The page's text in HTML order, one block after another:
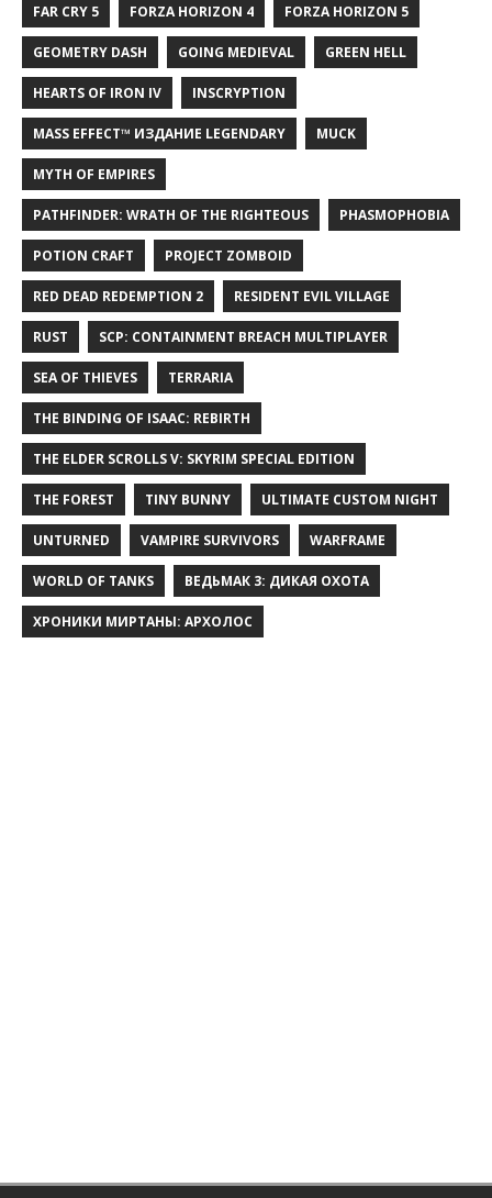
FAR CRY 5 FORZA HORIZON 4 FORZA HORIZON 5
GEOMETRY DASH GOING MEDIEVAL GREEN HELL
HEARTS OF IRON IV INSCRYPTION
MASS EFFECT™ ИЗДАНИЕ LEGENDARY MUCK
MYTH OF EMPIRES
PATHFINDER: WRATH OF THE RIGHTEOUS PHASMOPHOBIA
POTION CRAFT PROJECT ZOMBOID
RED DEAD REDEMPTION 2 RESIDENT EVIL VILLAGE
RUST SCP: CONTAINMENT BREACH MULTIPLAYER
SEA OF THIEVES TERRARIA
THE BINDING OF ISAAC: REBIRTH
THE ELDER SCROLLS V: SKYRIM SPECIAL EDITION
THE FOREST TINY BUNNY ULTIMATE CUSTOM NIGHT
UNTURNED VAMPIRE SURVIVORS WARFRAME
WORLD OF TANKS ВЕДЬМАК 3: ДИКАЯ ОХОТА
ХРОНИКИ МИРТАНЫ: АРХОЛОС